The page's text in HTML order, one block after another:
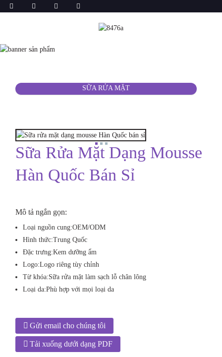
SỮA RỬA MẶT
Sữa Rửa Mặt Dạng Mousse
Hàn Quốc Bán Sỉ
Mô tả ngắn gọn:
Loại nguồn cung:OEM/ODM
Hình thức:Trung Quốc
Đặc trưng:Kem dưỡng ẩm
Logo:Logo riêng tùy chỉnh
Từ khóa:Sữa rửa mặt làm sạch lỗ chân lông
Loại da:Phù hợp với mọi loại da
Gửi email cho chúng tôi
Tải xuống dưới dạng PDF